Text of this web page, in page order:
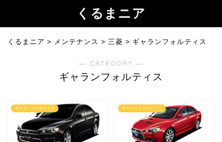
くるまニア
くるまニア > メンテナンス > 三菱 > ギャランフォルティス
― CATEGORY ―
ギャランフォルティス
ギャランフォルティス ギャランフォルティス